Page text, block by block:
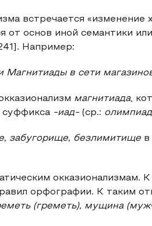
встречается «изменение
основ иной семантики
Например:
Магнитиады в сети
магнитиада,
суффикса -иад- (ср.:
забугорище, безлимитище в
окказионализмам.
орфографии. К таким
(греметь), мущина